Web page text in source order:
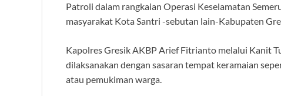
Patroli dalam rangkaian Operasi Keselamatan
masyarakat Kota Santri -sebutan lain-Kabupaten
Kapolres Gresik AKBP Arief Fitrianto melalui Kanit
dilaksanakan dengan sasaran tempat keramaian
atau pemukiman warga.